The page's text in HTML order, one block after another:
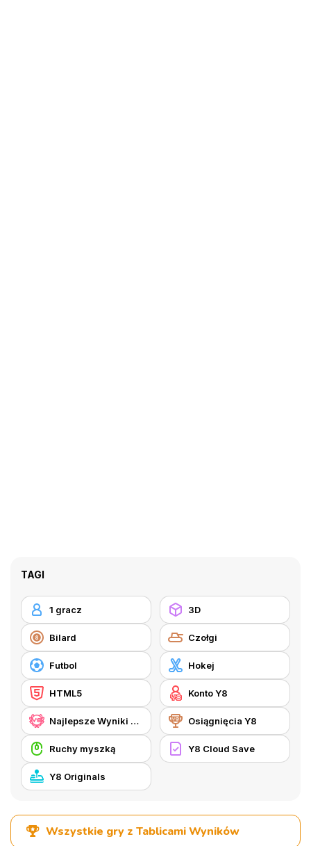
TAGI
1 gracz 3D
Bilard Czołgi
Futbol Hokej
HTML5 Konto Y8
Najlepsze Wyniki Y8 Osiągnięcia Y8
Ruchy myszką Y8 Cloud Save
Y8 Originals
Wszystkie gry z Tablicami Wyników